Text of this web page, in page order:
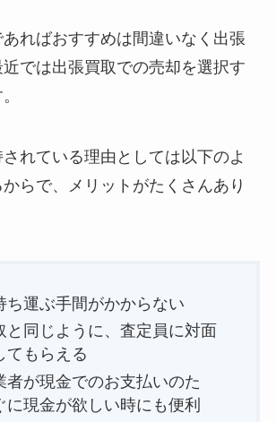
ればおすすめは間違いなく出張
では出張買取での売却を選択す
れている理由としては以下のよ
らで、メリットがたくさんあり
ち運ぶ手間がかからない
と同じように、査定員に対面
てもらえる
者が現金でのお支払いのた
に現金が欲しい時にも便利